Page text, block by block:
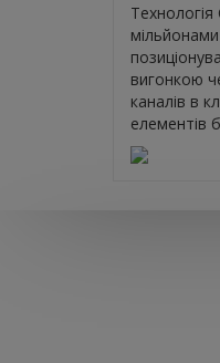
вигонкою
каналів в
елементів